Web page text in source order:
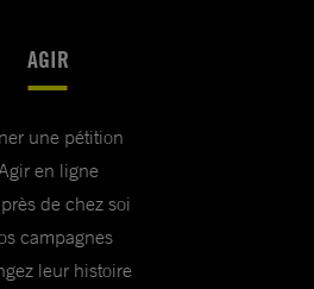
AGIR
une pétition
Agir en ligne
de chez soi
campagnes
leur histoire